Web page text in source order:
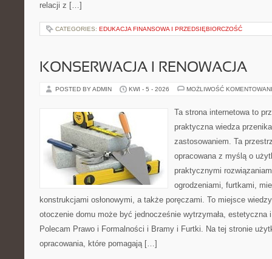
relacji z […]
CATEGORIES: EDUKACJA FINANSOWA I PRZEDSIĘBIORCZOŚĆ
KONSERWACJA I RENOWACJA
POSTED BY ADMIN KWI - 5 - 2026 MOŻLIWOŚĆ
Ta strona internetowa to
praktyczna wiedza
zastosowaniem. Ta
opracowana z myślą o
praktycznymi
ogrodzeniami, furtkami,
konstrukcjami osłonowymi, a także poręczami. To miejsce
otoczenie domu może być jednocześnie wytrzymała, estetyczna
Polecam Prawo i Formalności i Bramy i Furtki. Na tej stronie
opracowania, które pomagają […]